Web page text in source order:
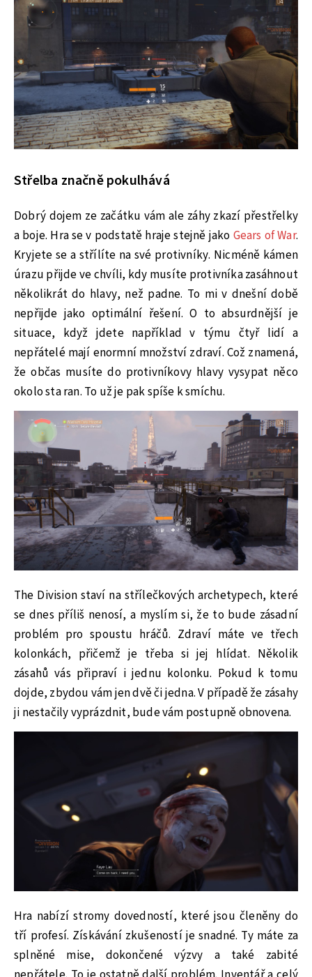
Střelba značně pokulhává
Dobrý dojem ze začátku vám ale záhy zkazí přestřelky
a boje. Hra se v podstatě hraje stejně jako Gears of War.
Kryjete se a střílíte na své protivníky. Nicméně kámen
úrazu přijde ve chvíli, kdy musíte protivníka zasáhnout
několikrát do hlavy, než padne. To mi v dnešní době
nepřijde jako optimální řešení. O to absurdnější je
situace, když jdete například v týmu čtyř lidí a
nepřátelé mají enormní množství zdraví. Což znamená,
že občas musíte do protivníkovy hlavy vysypat něco
okolo sta ran. To už je pak spíše k smíchu.
The Division staví na střílečkových archetypech, které
se dnes příliš nenosí, a myslím si, že to bude zásadní
problém pro spoustu hráčů. Zdraví máte ve třech
kolonkách, přičemž je třeba si jej hlídat. Několik
zásahů vás připraví i jednu kolonku. Pokud k tomu
dojde, zbydou vám jen dvě či jedna. V případě že zásahy
ji nestačily vyprázdnit, bude vám postupně obnovena.
Hra nabízí stromy dovedností, které jsou členěny do
tří profesí. Získávání zkušeností je snadné. Ty máte za
splněné mise, dokončené výzvy a také zabité